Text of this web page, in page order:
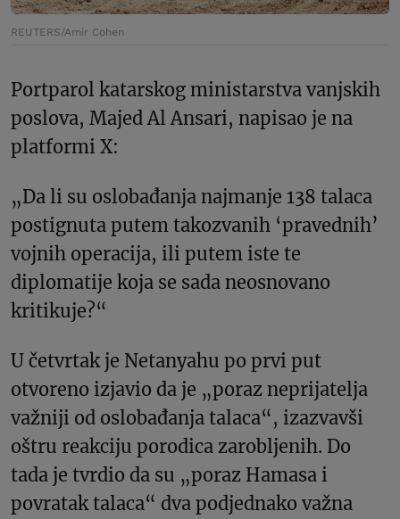
REUTERS/Amir Cohen
Portparol katarskog ministarstva vanjskih
poslova, Majed Al Ansari, napisao je na
platformi X:
„Da li su oslobađanja najmanje 138 talaca
postignuta putem takozvanih ‘pravednih’
vojnih operacija, ili putem iste te
diplomatije koja se sada neosnovano
kritikuje?“
U četvrtak je Netanyahu po prvi put
otvoreno izjavio da je „poraz neprijatelja
važniji od oslobađanja talaca“, izazvavši
oštru reakciju porodica zarobljenih. Do
tada je tvrdio da su „poraz Hamasa i
povratak talaca“ dva podjednako važna